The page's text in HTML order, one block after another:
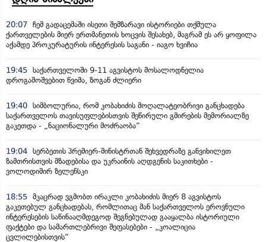
20:07 ჩემ გადაცემაში ისეთი შემზარავი ისტორიები თქმულა
ქართველების მიერ ერთმანეთის ხოცვის შესახებ, მაგრამ ეს არ ყოფილა
აქამდე პროკურატურის ინტერესის საგანი - იაგო ხვიჩია
19:45 საქართველოში 9-11 აგვისტოს მოსალოდნელია
დროგამოშვებით წვიმა, ზოგან ძლიერი
19:40 სიმბოლურია, რომ კობახიძის მოღალატეობრივი განცხადება
საქართველოს თავისუფლებისთვის შეწირული გმირების მემორიალზე
გაკეთდა - „ნაციონალური მოძრაობა“
19:04 სერბეთის პრემიერ-მინისტრთან შეხვედრაზე განვიხილეთ
ზამთრისთვის მზადებისა და უკრაინის აღდგენის საკითხები -
ვოლოდიმირ ზელენსკი
18:55 მკაცრად ვგმობთ ირაკლი კობახიძის მიერ 8 აგვისტოს
გაკეთებულ განცხადებას, რომლითაც მან საქართველოს ეროვნული
ინტერესების საწინააღმდეგოდ შეგნებულად გააყალბა ისტორიული
ფაქტები და სამართლებრივი შეფასებები - „კოალიცია
ცვლილებისთვის“